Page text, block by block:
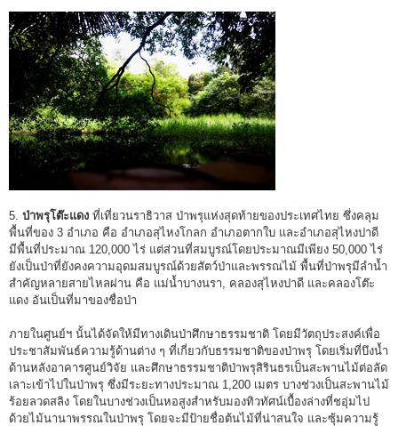
5. ป่าพรุโต๊ะแดง ที่เที่ยวนราธิวาส ป่าพรุแห่งสุดท้ายของประเทศไทย ซึ่งคลุม
พื้นที่ของ 3 อำเภอ คือ อำเภอสุไหงโกลก อำเภอตากใบ และอำเภอสุไหงปาดี
มีพื้นที่ประมาณ 120,000 ไร่ แต่ส่วนที่สมบูรณ์โดยประมาณมีเพียง 50,000 ไร่
ยังเป็นป่าที่ยังคงความอุดมสมบูรณ์ด้วยสัตว์ป่าและพรรณไม้ พื้นที่ป่าพรุมีลำน้ำ
สำคัญหลายสายไหลผ่าน คือ แม่น้ำบางนรา, คลองสุไหงปาดี และคลองโต๊ะ
แดง อันเป็นที่มาของชื่อป่า
ภายในศูนย์ฯ นั้นได้จัดให้มีทางเดินป่าศึกษาธรรมชาติ โดยมีวัตถุประสงค์เพื่อ
ประชาสัมพันธ์ความรู้ด้านต่าง ๆ ที่เกี่ยวกับธรรมชาติของป่าพรุ โดยเริ่มที่บึงน้ำ
ด้านหลังอาคารศูนย์วิจัย และศึกษาธรรมชาติป่าพรุสิรินธรเป็นสะพานไม้ต่อลัด
เลาะเข้าไปในป่าพรุ ซึ่งมีระยะทางประมาณ 1,200 เมตร บางช่วงเป็นสะพานไม้
ร้อยลวดสลิง โดยในบางช่วงเป็นหอสูงสำหรับมองทิวทัศน์เบื้องล่างที่ชอุ่มไป
ด้วยไม้นานาพรรณในป่าพรุ โดยจะมีป้ายชื่อต้นไม้ที่น่าสนใจ และซุ้มความรู้